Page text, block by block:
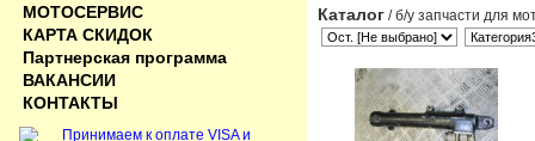
Каталог / б/у запчасти для
МОТОСЕРВИС
КАРТА СКИДОК
Партнерская программа
ВАКАНСИИ
КОНТАКТЫ